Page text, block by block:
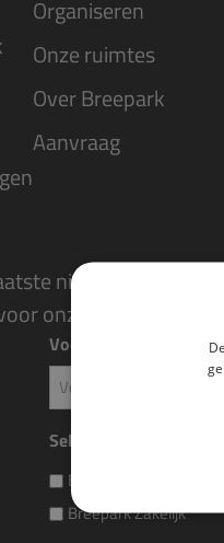
Organiseren
Onze ruimtes
Over Breepark
Aanvraag
nieuws over
onze nieuwsbrief
Voornaam
Selecteer wat je wil
Breepark Algemeen:
Breepark Zakelijk